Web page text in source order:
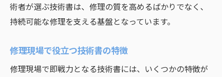
術者が選ぶ技術書は、修理の質を高めるばかりでなく、
持続可能な修理を支える基盤となっています。
修理現場で役立つ技術書の特徴
修理現場で即戦力となる技術書には、いくつかの特徴が